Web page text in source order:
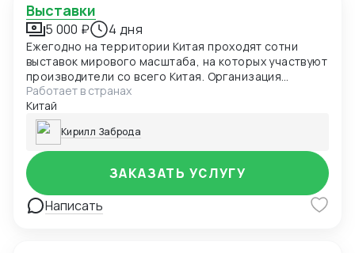
Выставки
5 000 ₽ 4 дня
Ежегодно на территории Китая проходят сотни
выставок мирового масштаба, на которых участвуют
производители со всего Китая. Организация
поездки на выставку / сопровождение на выставку в
Гуанчжоу, Шэньчжэне, Фошане, Гонконге и др.
городах Китая
Работает в странах
Китай
Кирилл Заброда
Написать
ЗАКАЗАТЬ УСЛУГУ